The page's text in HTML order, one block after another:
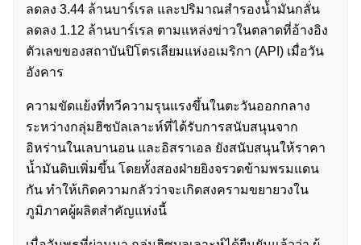
ลดลง 3.44 ล้านบาร์เรล และปริมาณสำรองน้ำมันกลั่น
ลดลง 1.12 ล้านบาร์เรล ตามแหล่งข่าวในตลาดที่อ้างอิง
ตัวเลขของสถาบันปิโตรเลียมแห่งอเมริกา (API) เมื่อวัน
อังคาร
ความขัดแย้งที่ทวีความรุนแรงขึ้นในตะวันออกกลาง
ระหว่างกลุ่มฮิซบัลเลาะห์ที่ได้รับการสนับสนุนจาก
อิหร่านในเลบานอน และอิสราเอล ยังสนับสนุนให้ราคา
น้ำมันดิบเพิ่มขึ้น โดยทั้งสองฝ่ายยิงจรวดข้ามพรมแดน
กัน ทำให้เกิดความกลัวว่าจะเกิดสงครามขยายวงใน
ภูมิภาคผู้ผลิตสำคัญแห่งนี้